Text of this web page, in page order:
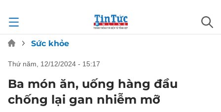
Sức khỏe
thứ năm, 12/12/2024 - 15:17
Ba món ăn, uống hàng đầu
chống lại gan nhiễm mỡ